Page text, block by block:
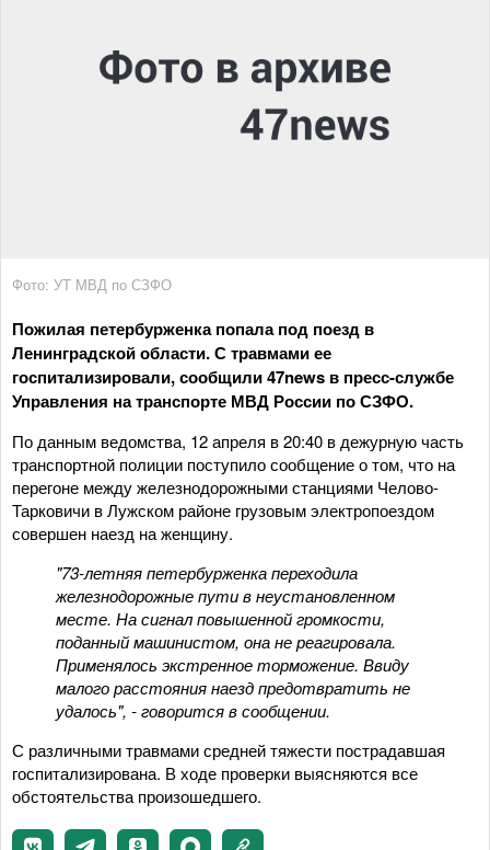
Фото: УТ МВД по СЗФО
Пожилая петербурженка попала под поезд в
Ленинградской области. С травмами ее
госпитализировали, сообщили 47news в пресс-службе
Управления на транспорте МВД России по СЗФО.
По данным ведомства, 12 апреля в 20:40 в дежурную часть
транспортной полиции поступило сообщение о том, что на
перегоне между железнодорожными станциями Челово-
Тарковичи в Лужском районе грузовым электропоездом
совершен наезд на женщину.
"73-летняя петербурженка переходила
железнодорожные пути в неустановленном
месте. На сигнал повышенной громкости,
поданный машинистом, она не реагировала.
Применялось экстренное торможение. Ввиду
малого расстояния наезд предотвратить не
удалось", - говорится в сообщении.
С различными травмами средней тяжести пострадавшая
госпитализирована. В ходе проверки выясняются все
обстоятельства произошедшего.